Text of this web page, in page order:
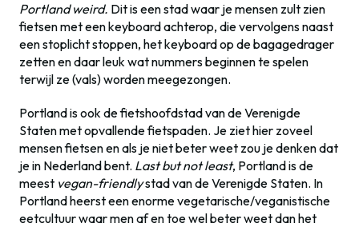
Portland weird. Dit is een stad waar je mensen zult zien
fietsen met een keyboard achterop, die vervolgens naast
een stoplicht stoppen, het keyboard op de bagagedrager
zetten en daar leuk wat nummers beginnen te spelen
terwijl ze (vals) worden meegezongen.
Portland is ook de fietshoofdstad van de Verenigde
Staten met opvallende fietspaden. Je ziet hier zoveel
mensen fietsen en als je niet beter weet zou je denken dat
je in Nederland bent. Last but not least, Portland is de
meest vegan-friendlystad van de Verenigde Staten. In
Portland heerst een enorme vegetarische/veganistische
eetcultuur waar men af en toe wel beter weet dan het